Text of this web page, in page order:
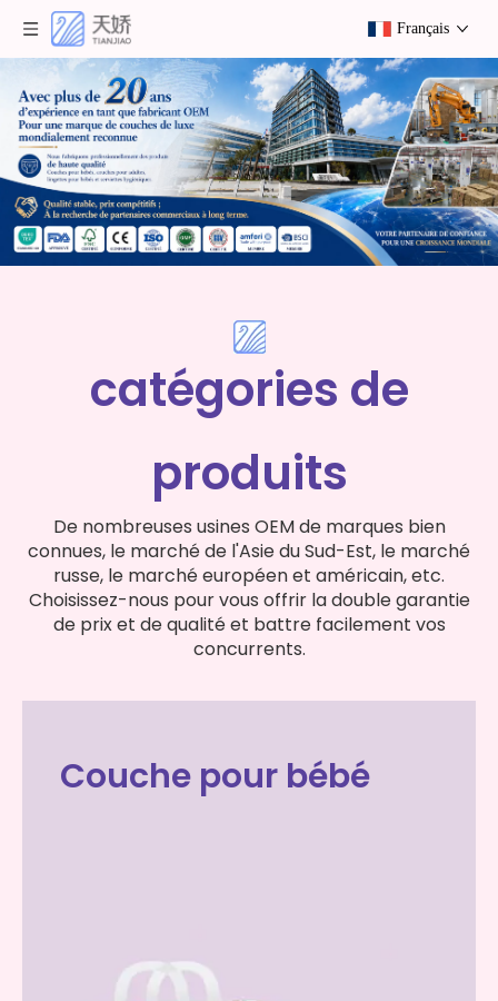
Français
catégories de
produits
De nombreuses usines OEM de marques bien
connues, le marché de l'Asie du Sud-Est, le marché
russe, le marché européen et américain, etc.
Choisissez-nous pour vous offrir la double garantie
de prix et de qualité et battre facilement vos
concurrents.
Couche pour bébé